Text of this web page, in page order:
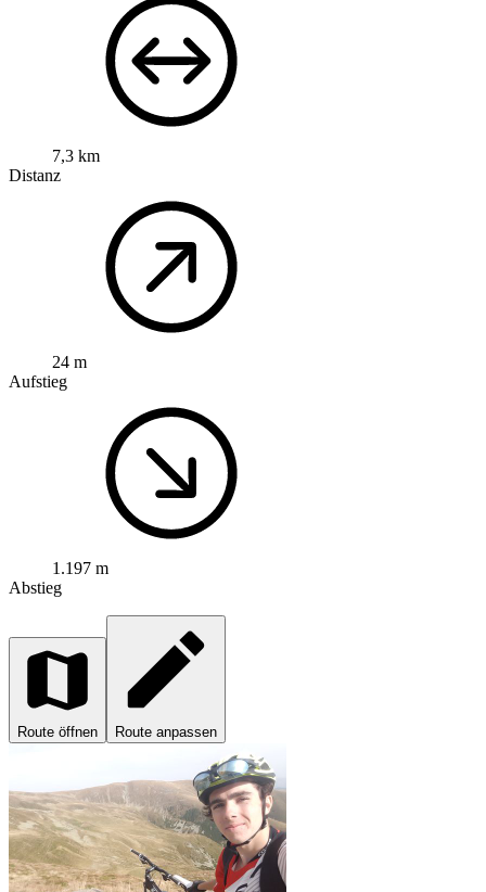
7,3 km
Distanz
24 m
Aufstieg
1.197 m
Abstieg
Route öffnen Route anpassen